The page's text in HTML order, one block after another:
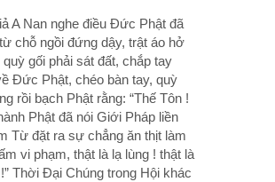
A Nan nghe điều Đức Phật đã
chỗ ngồi đứng dậy, trật áo hở
quỳ gối phải sát đất, chắp tay
Đức Phật, chéo bàn tay, quỳ
rồi bạch Phật rằng: “Thế Tôn !
Phật đã nói Giới Pháp liền
Từ đặt ra sự chẳng ăn thịt làm
vi phạm, thật là lạ lùng ! thật là
Thời Đại Chúng trong Hội khác